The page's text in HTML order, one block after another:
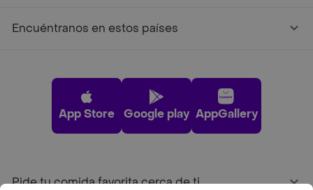
Encuéntranos en estos países
App Store Google play AppGallery
Pide tu comida favorita cerca de ti